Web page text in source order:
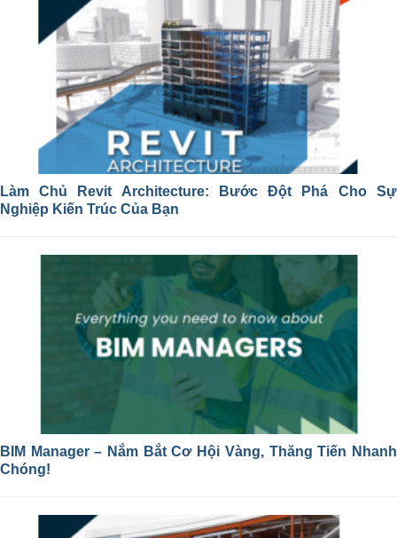
Làm Chủ Revit Architecture: Bước Đột Phá Cho Sự
Nghiệp Kiến Trúc Của Bạn
BIM Manager – Nắm Bắt Cơ Hội Vàng, Thăng Tiến Nhanh
Chóng!